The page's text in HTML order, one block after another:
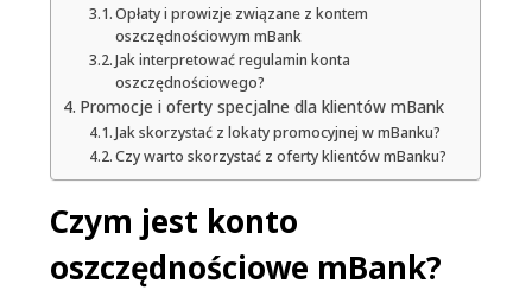
Opłaty i prowizje związane z kontem
oszczędnościowym mBank
Jak interpretować regulamin konta
oszczędnościowego?
Promocje i oferty specjalne dla klientów mBank
Jak skorzystać z lokaty promocyjnej w mBanku?
Czy warto skorzystać z oferty klientów mBanku?
Czym jest konto
oszczędnościowe mBank?